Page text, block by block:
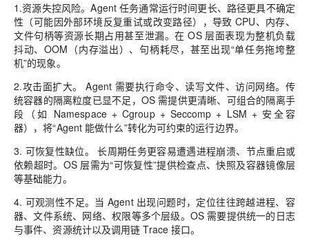
1.资源失控风险。Agent 任务通常运行时间更长、路径更具不确定
性（可能因外部环境反复重试或改变路径），导致 CPU、内存、
文件句柄等资源长期占用甚至泄漏。在 OS 层面表现为整机负载
抖动、OOM（内存溢出）、句柄耗尽，甚至出现“单任务拖垮整
机”的现象。
2.攻击面扩大。 Agent 需要执行命令、读写文件、访问网络。传
统容器的隔离粒度已显不足，OS 需提供更清晰、可组合的隔离手
段（如 Namespace + Cgroup + Seccomp + LSM + 安全容
器），将“Agent 能做什么”转化为可约束的运行边界。
3. 可恢复性缺位。 长周期任务更容易遭遇进程崩溃、节点重启或
依赖超时。OS 层需为“可恢复性”提供检查点、快照及容器镜像层
等基础能力。
4. 可观测性不足。当 Agent 出现问题时，定位往往跨越进程、容
器、文件系统、网络、权限等多个层级。OS 需要提供统一的日志
与事件、资源统计以及调用链 Trace 接口。